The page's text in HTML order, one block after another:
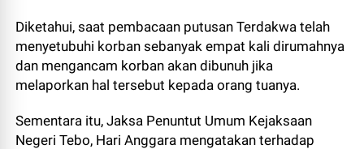
Diketahui, saat pembacaan putusan Terdakwa telah
menyetubuhi korban sebanyak empat kali dirumahnya
dan mengancam korban akan dibunuh jika
melaporkan hal tersebut kepada orang tuanya.
Sementara itu, Jaksa Penuntut Umum Kejaksaan
Negeri Tebo, Hari Anggara mengatakan terhadap